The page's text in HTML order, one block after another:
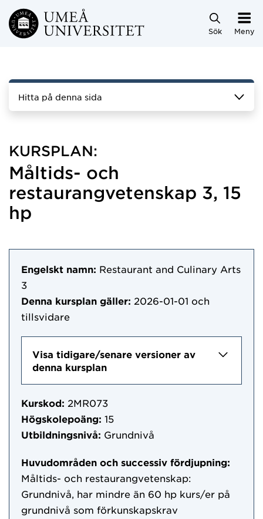
Hoppa direkt till innehållet
Sök Meny
Hitta på denna sida
KURSPLAN:
Måltids- och
restaurangvetenskap 3, 15
hp
Engelskt namn: Restaurant and Culinary Arts
3
Denna kursplan gäller: 2026-01-01 och
tillsvidare
Visa tidigare/senare versioner av
denna kursplan
Kurskod: 2MR073
Högskolepoäng: 15
Utbildningsnivå: Grundnivå
Huvudområden och successiv fördjupning:
Måltids- och restaurangvetenskap:
Grundnivå, har mindre än 60 hp kurs/er på
grundnivå som förkunskapskrav